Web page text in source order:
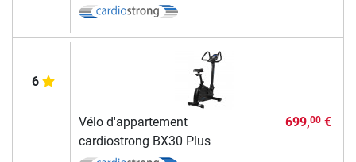
6
Vélo d'appartement
cardiostrong BX30 Plus
699,00€